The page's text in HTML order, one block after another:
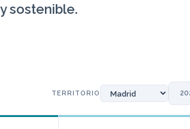
sostenible.
TERRITORIO